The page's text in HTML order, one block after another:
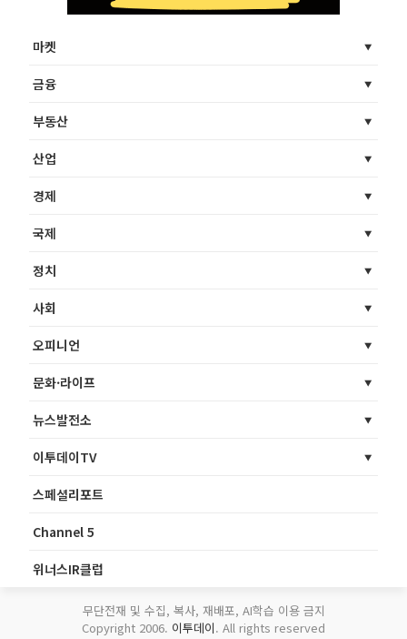
마켓
금융
부동산
산업
경제
국제
정치
사회
오피니언
문화·라이프
뉴스발전소
이투데이TV
스페셜리포트
Channel 5
위너스IR클럽
무단전재 및 수집, 복사, 재배포, AI학습 이용 금지
Copyright 2006. 이투데이. All rights reserved